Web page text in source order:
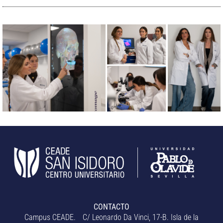
CONTACTO
Campus CEADE. C/ Leonardo Da Vinci, 17-B. Isla de la